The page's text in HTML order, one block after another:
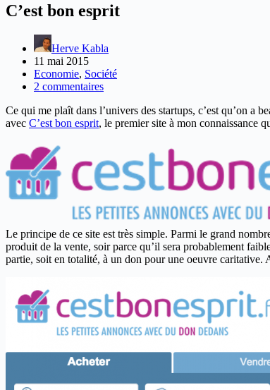
C’est bon esprit
Herve Kabla
11 mai 2015
Economie, Société
2 commentaires
Ce qui me plaît dans l’univers des startups, c’est qu’on a
avec C’est bon esprit, le premier site à mon connaissance
Le principe de ce site est très simple. Parmi le grand
produit de la vente, soir parce qu’il sera probablement
partie, soit en totalité, à un don pour une oeuvre caritative.